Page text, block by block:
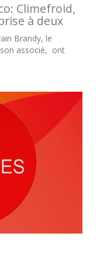
Climefroid,
à deux
Brandy, le
associé, ont